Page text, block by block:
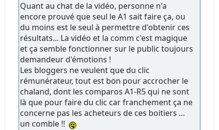
Quant au chat de la vidéo, personne n'a
encore prouvé que seul le A1 sait faire ça, ou
du moins est le seul à permettre d'obtenir ces
résultats... La vidéo et la comm c'est magique
et ça semble fonctionner sur le public toujours
demandeur d'émotions !
Les bloggers ne veulent que du clic
rémunérateur, tout est bon pour accrocher le
chaland, dont les comparos A1-R5 qui ne sont
là que pour faire du clic car franchement ça ne
concerne pas les acheteurs de ces boitiers ...
un comble !!